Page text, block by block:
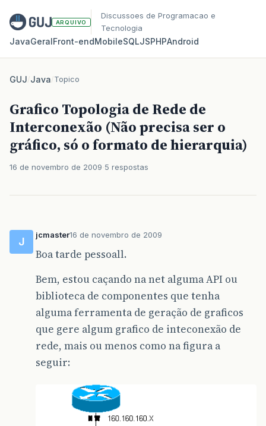
ARQUIVO
Discussoes de Programacao e
Tecnologia
JavaGeralFront‑endMobileSQLJSPHPAndroid
GUJ/Java/Topico
Grafico Topologia de Rede de
Interconexão (Não precisa ser o
gráfico, só o formato de hierarquia)
16 de novembro de 2009 5 respostas
J
jcmaster16 de novembro de 2009
Boa tarde pessoall.
Bem, estou caçando na net alguma API ou
biblioteca de componentes que tenha
alguma ferramenta de geração de graficos
que gere algum grafico de inteconexão de
rede, mais ou menos como na figura a
seguir: